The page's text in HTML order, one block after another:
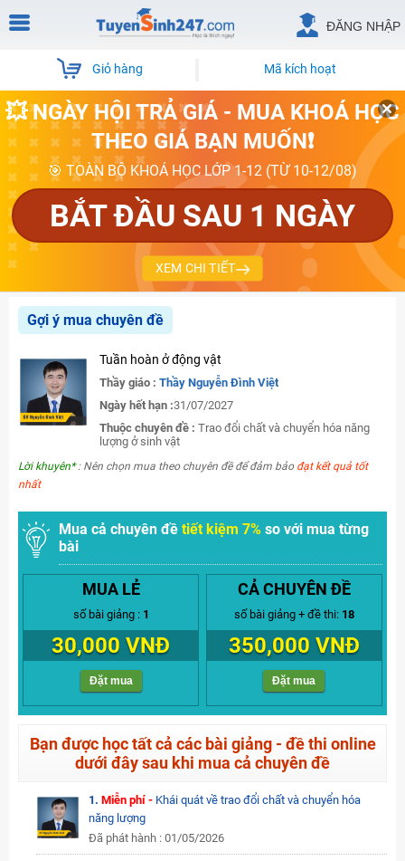
ĐĂNG NHẬP
Giỏ hàng Mã kích hoạt
💥 NGÀY HỘI TRẢ GIÁ - MUA KHOÁ HỌC
THEO GIÁ BẠN MUỐN❗
🎯 TOÀN BỘ KHOÁ HỌC LỚP 1-12 (TỪ 10-12/08)
BẮT ĐẦU SAU 1 NGÀY
XEM CHI TIẾT
Gợi ý mua chuyên đề
Tuần hoàn ở động vật
Thầy giáo : Thầy Nguyễn Đình Việt
Ngày hết hạn :31/07/2027
Thuộc chuyên đề : Trao đổi chất và chuyển hóa năng
lượng ở sinh vật
Lời khuyên*: Nên chọn mua theo chuyên đề để đảm bảo đạt kết quả tốt
nhất
Mua cả chuyên đề tiết kiệm 7% so với mua từng
bài
MUA LẺ
số bài giảng : 1
30,000 VNĐ
Đặt mua
CẢ CHUYÊN ĐỀ
số bài giảng + đề thi: 18
350,000 VNĐ
Đặt mua
Bạn được học tất cả các bài giảng - đề thi online
dưới đây sau khi mua cả chuyên đề
1. Miễn phí - Khái quát về trao đổi chất và chuyển hóa
năng lượng
Đã phát hành : 01/05/2026